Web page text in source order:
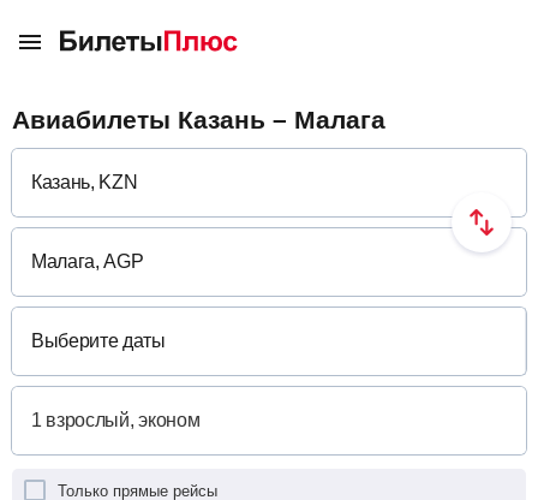
Авиабилеты Казань – Малага
Выберите даты
Только прямые рейсы